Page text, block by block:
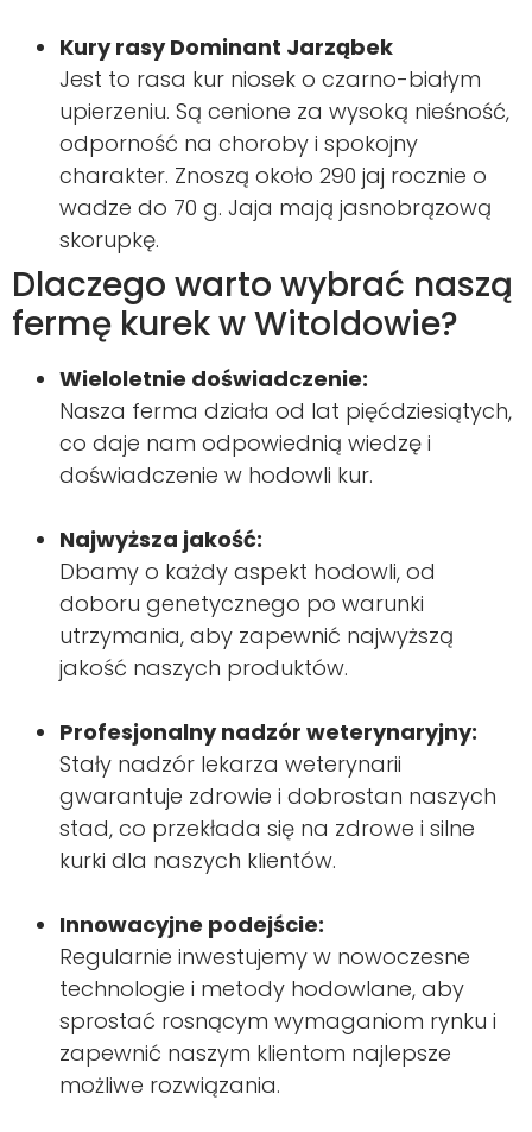
Kury rasy Dominant Jarząbek
Jest to rasa kur niosek o czarno-białym
upierzeniu. Są cenione za wysoką nieśność,
odporność na choroby i spokojny
charakter. Znoszą około 290 jaj rocznie o
wadze do 70 g. Jaja mają jasnobrązową
skorupkę.
Dlaczego warto wybrać naszą
fermę kurek w Witoldowie?
Wieloletnie doświadczenie:
Nasza ferma działa od lat pięćdziesiątych,
co daje nam odpowiednią wiedzę i
doświadczenie w hodowli kur.
Najwyższa jakość:
Dbamy o każdy aspekt hodowli, od
doboru genetycznego po warunki
utrzymania, aby zapewnić najwyższą
jakość naszych produktów.
Profesjonalny nadzór weterynaryjny:
Stały nadzór lekarza weterynarii
gwarantuje zdrowie i dobrostan naszych
stad, co przekłada się na zdrowe i silne
kurki dla naszych klientów.
Innowacyjne podejście:
Regularnie inwestujemy w nowoczesne
technologie i metody hodowlane, aby
sprostać rosnącym wymaganiom rynku i
zapewnić naszym klientom najlepsze
możliwe rozwiązania.